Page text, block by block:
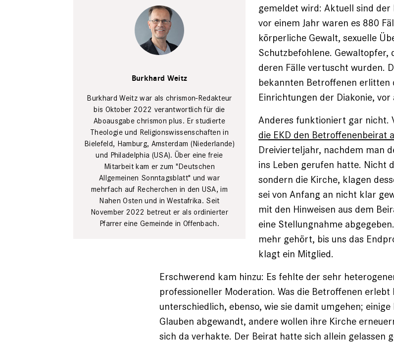
Weitz,
Redakteur für
chrismon
plus
Lena
Uphoff
Burkhard Weitz
Burkhard Weitz war als chrismon-Redakteur
bis Oktober 2022 verantwortlich für die
Aboausgabe chrismon plus. Er studierte
Theologie und Religionswissenschaften in
Bielefeld, Hamburg, Amsterdam (Niederlande)
und Philadelphia (USA). Über eine freie
Mitarbeit kam er zum "Deutschen
Allgemeinen Sonntagsblatt" und war
mehrfach auf Recherchen in den USA, im
Nahen Osten und in Westafrika. Seit
November 2022 betreut er als ordinierter
Pfarrer eine Gemeinde in Offenbach.
gemeldet wird: Aktuell sind der
vor einem Jahr waren es 880
körperliche Gewalt, sexuelle
Schutzbefohlene.
deren Fälle vertuscht wurden.
bekannten Betroffenen erlitten
Einrichtungen der Diakonie,
Anderes funktioniert gar nicht.
die EKD den Betroffenenbeirat
Dreivierteljahr, nachdem man
ins Leben gerufen hatte. Nicht
sondern die Kirche, klagen
sei von Anfang an nicht klar
mit den Hinweisen aus dem
eine Stellungnahme
mehr gehört, bis uns das
klagt ein Mitglied.
Erschwerend kam hinzu: Es fehlte der sehr
professioneller Moderation. Was die Betroffenen erlebt
unterschiedlich, ebenso, wie sie damit umgehen;
Glauben abgewandt, andere wollen ihre Kirche
sich da verhakte. Der Beirat hatte sich allein gelassen